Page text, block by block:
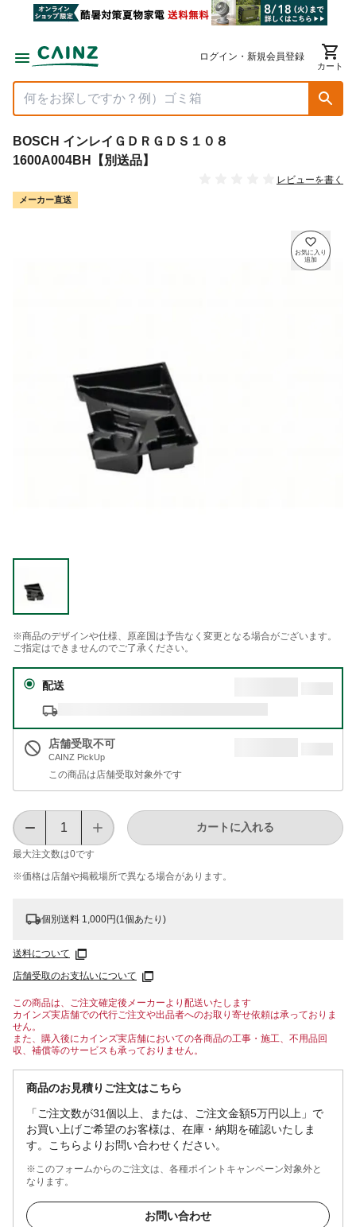
ログイン・新規会員登録
カート
BOSCH インレイＧＤＲＧＤＳ１０８
1600A004BH【別送品】
レビューを書く
メーカー直送
※商品のデザインや仕様、原産国は予告なく変更となる場合がございます。
ご指定はできませんのでご了承ください。
配送
店舗受取不可
CAINZ PickUp
この商品は店舗受取対象外です
最大注文数は0です
カートに入れる
※価格は​店舗や​掲載場所で​異なる​場合が​あります。
個別送料 1,000円(1個あたり)
送料について
店舗受取のお支払いについて
この商品は、ご注文確定後メーカーより配送いたします
カインズ実店舗での代行ご注文や出品者へのお取り寄せ依頼は承っておりま
せん。
また、購入後にカインズ実店舗においての各商品の工事・施工、不用品回
収、補償等のサービスも承っておりません。
商品のお見積りご注文はこちら
「ご注文数が31個以上、または、ご注文金額5万円以上」で
お買い上げご希望のお客様は、在庫・納期を確認いたしま
す。こちらよりお問い合わせください。
※このフォームからのご注文は、各種ポイントキャンペーン対象外と
なります。
お問い合わせ